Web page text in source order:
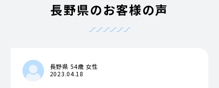
長野県のお客様の声
長野県 54歳 女性
2023.04.18